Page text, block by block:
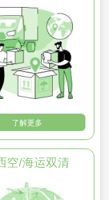
了解更多
空/海运双清